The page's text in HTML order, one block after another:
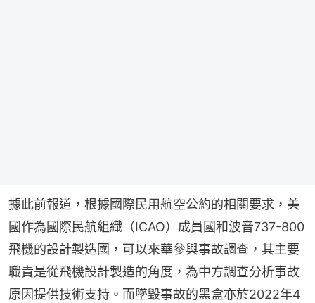
據此前報道，根據國際民用航空公約的相關要求，美
國作為國際民航組織（ICAO）成員國和波音737-800
飛機的設計製造國，可以來華參與事故調查，其主要
職責是從飛機設計製造的角度，為中方調查分析事故
原因提供技術支持。而墜毀事故的黑盒亦於2022年4